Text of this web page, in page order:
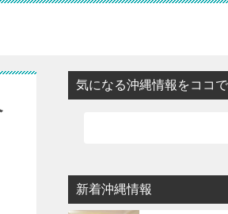
気になる沖縄情報をココで
新着沖縄情報